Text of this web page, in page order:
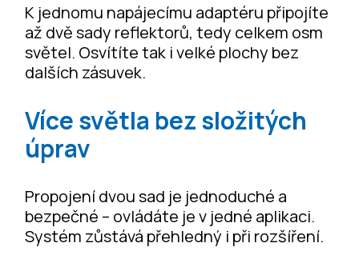
K jednomu napájecímu adaptéru připojíte
až dvě sady reflektorů, tedy celkem osm
světel. Osvítíte tak i velké plochy bez
dalších zásuvek.
Více světla bez složitých
úprav
Propojení dvou sad je jednoduché a
bezpečné – ovládáte je v jedné aplikaci.
Systém zůstává přehledný i při rozšíření.